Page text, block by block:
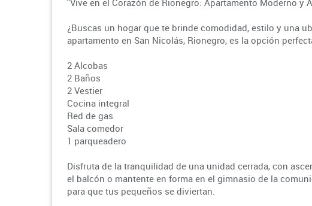
"Vive en el Corazón de Rionegro: Apartamento Moderno y
¿Buscas un hogar que te brinde comodidad, estilo y una
apartamento en San Nicolás, Rionegro, es la opción
2 Alcobas
2 Baños
2 Vestier
Cocina integral
Red de gas
Sala comedor
1 parqueadero
Disfruta de la tranquilidad de una unidad cerrada, con
el balcón o mantente en forma en el gimnasio de la
para que tus pequeños se diviertan.